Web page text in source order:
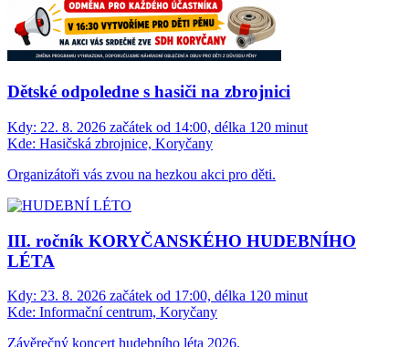
Dětské odpoledne s hasiči na zbrojnici
Kdy: 22. 8. 2026 začátek od 14:00, délka 120 minut
Kde: Hasičská zbrojnice, Koryčany
Organizátoři vás zvou na hezkou akci pro děti.
III. ročník KORYČANSKÉHO HUDEBNÍHO
LÉTA
Kdy: 23. 8. 2026 začátek od 17:00, délka 120 minut
Kde: Informační centrum, Koryčany
Závěrečný koncert hudebního léta 2026.